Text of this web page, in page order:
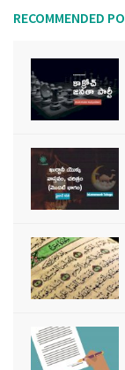
RECOMMENDED